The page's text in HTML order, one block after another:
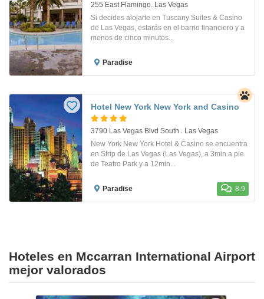
255 East Flamingo. Las Vegas
Si decides alojarte en Tuscany Suites & Casino
de Las Vegas, estarás en el barrio financiero y a
menos de cinco minutos...
Paradise
Hotel New York New York and Casino
3790 Las Vegas Blvd South . Las Vegas
New York New York Hotel & Casino se encuentra
en Strip de Las Vegas (Las Vegas), a 3min a pie
de Teatro Park y a 12min...
Paradise 8.9
Hoteles en Mccarran International Airport
mejor valorados